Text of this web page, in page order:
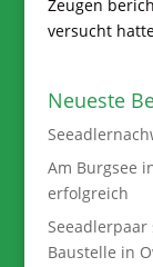
Zeugen
versucht
Neueste
Am Burgsee
erfolgreich
Baustelle in